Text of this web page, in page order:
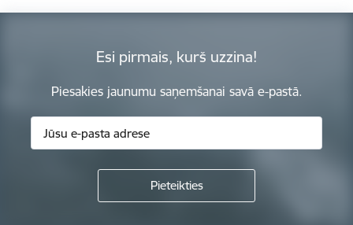
Esi pirmais, kurš uzzina!
Piesakies jaunumu saņemšanai savā e-pastā.